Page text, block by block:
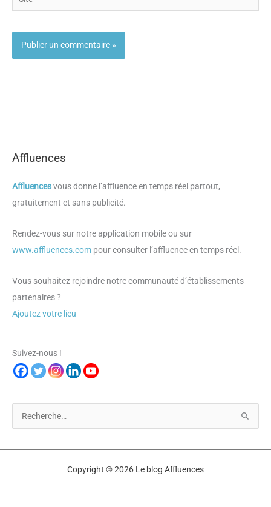
Affluences
Affluencesvous donne l’affluence en temps réel partout,
gratuitement et sans publicité.
Rendez-vous sur notre application mobile ou sur
www.affluences.com pour consulter l’affluence en temps réel.
Vous souhaitez rejoindre notre communauté d’établissements
partenaires ?
Ajoutez votre lieu
Suivez-nous !
e
Copyright © 2026 Le blog Affluences